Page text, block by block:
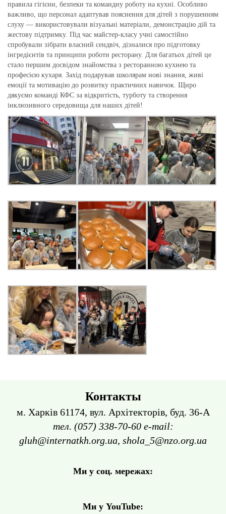
правила гігієни, безпеки та командну роботу на кухні. Особливо
важливо, що персонал адаптував пояснення для дітей з порушенням
слуху — використовували візуальні матеріали, демонстрацію дій та
жестову підтримку. Під час майстер-класу учні самостійно
спробували зібрати власний сендвіч, дізналися про підготовку
інгредієнтів та принципи роботи ресторану. Для багатьох дітей це
стало першим досвідом знайомства з ресторанною кухнею та
професією кухаря. Захід подарував школярам нові знання, живі
емоції та мотивацію до розвитку практичних навичок. Щиро
дякуємо команді КФС за відкритість, турботу та створення
інклюзивного середовища для наших дітей!
Контакты
м. Харків 61174, вул. Архітекторів, буд. 36-А
тел. (057) 338-70-60 e-mail:
gluh@internatkh.org.ua, shola_5@nzo.org.ua
Ми у соц. мережах:
Ми у YouTube: